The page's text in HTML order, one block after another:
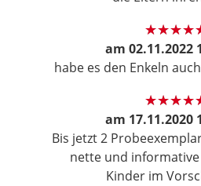
am 02.11.2022
habe es den Enkeln
am 17.11.2020
Bis jetzt 2
nette und
Kinder im